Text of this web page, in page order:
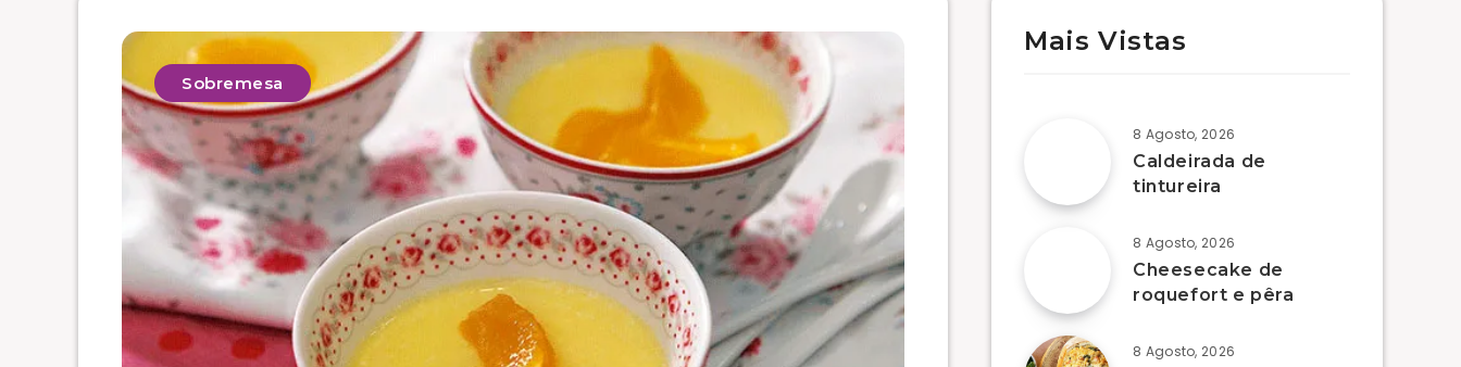
Sobremesa
Mais Vistas
8 Agosto, 2026
Caldeirada de
tintureira
8 Agosto, 2026
Cheesecake de
roquefort e pêra
8 Agosto, 2026